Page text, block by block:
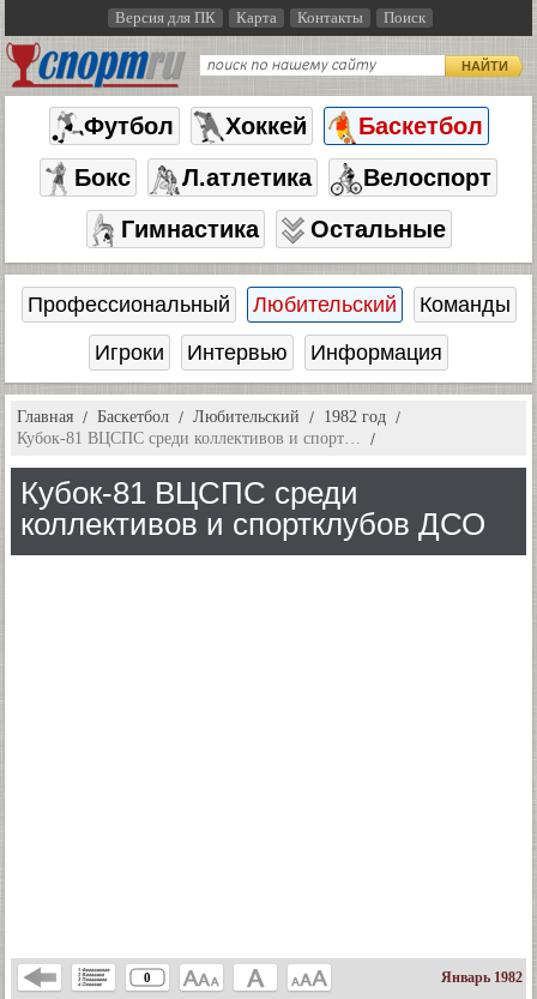
Версия для ПК Карта Контакты Поиск
НАЙТИ
Футбол Хоккей
Баскетбол
Бокс
Л.атлетика
Велоспорт
Гимнастика
Остальные
Профессиональный Любительский
Команды
Игроки
Интервью Информация
Главная Баскетбол Любительский
1982 год
Кубок-81 ВЦСПС среди коллективов и спорт…
Кубок-81 ВЦСПС среди
коллективов и спортклубов ДСО
0 Январь 1982